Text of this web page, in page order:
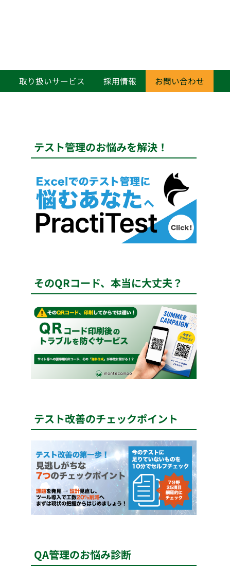
取り扱いサービス 採用情報 お問い合わせ
テスト管理のお悩みを解決！
そのQRコード、本当に大丈夫？
テスト改善のチェックポイント
QA管理のお悩み診断